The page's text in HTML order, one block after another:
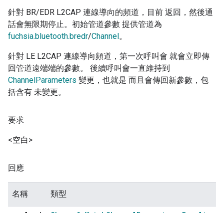
針對 BR/EDR L2CAP 連線導向的頻道，目前 返回，然後通
話會無限期停止。初始管道參數 提供管道為
fuchsia.bluetooth.bredr/Channel。
針對 LE L2CAP 連線導向頻道，第一次呼叫會 就會立即傳
回管道遠端端的參數。 後續呼叫會一直維持到
ChannelParameters 變更，也就是 而且會傳回新參數，包
括含有 未變更。
要求
<空白>
回應
名稱 類型